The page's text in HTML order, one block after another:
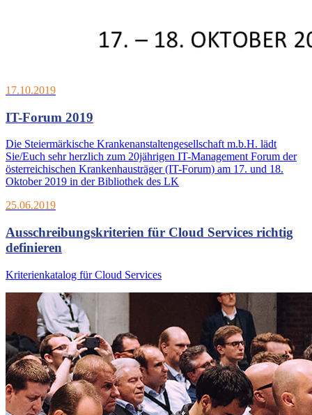
17.10.2019
IT-Forum 2019
Die Steiermärkische Krankenanstaltengesellschaft m.b.H. lädt
Sie/Euch sehr herzlich zum 20jährigen IT-Management Forum der
österreichischen Krankenhausträger (IT-Forum) am 17. und 18.
Oktober 2019 in der Bibliothek des LK
25.06.2019
Ausschreibungskriterien für Cloud Services richtig
definieren
Kriterienkatalog für Cloud Services